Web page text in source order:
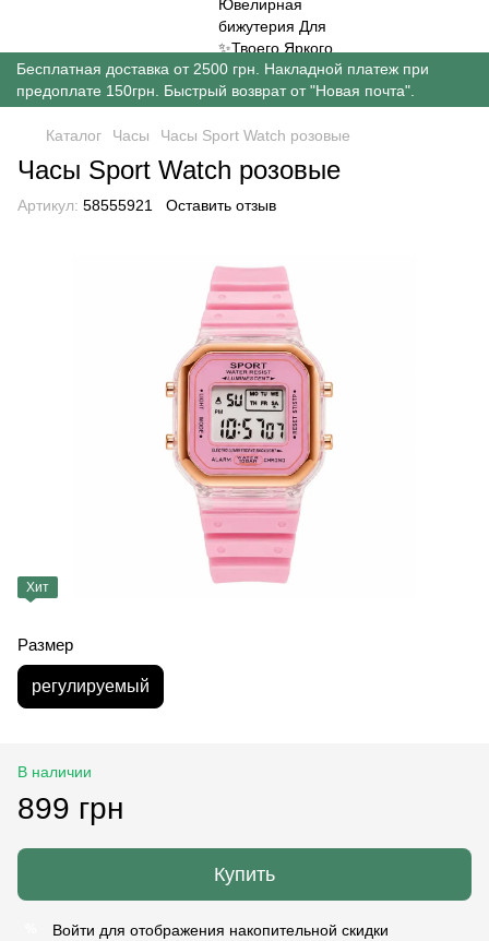
Бесплатная доставка от 2500 грн. Накладной платеж при
предоплате 150грн. Быстрый возврат от "Новая почта".
Каталог Часы Часы Sport Watch розовые
Часы Sport Watch розовые
Артикул: 58555921 Оставить отзыв
Хит
Размер
регулируемый
В наличии
899 грн
Купить
Войти для отображения накопительной скидки